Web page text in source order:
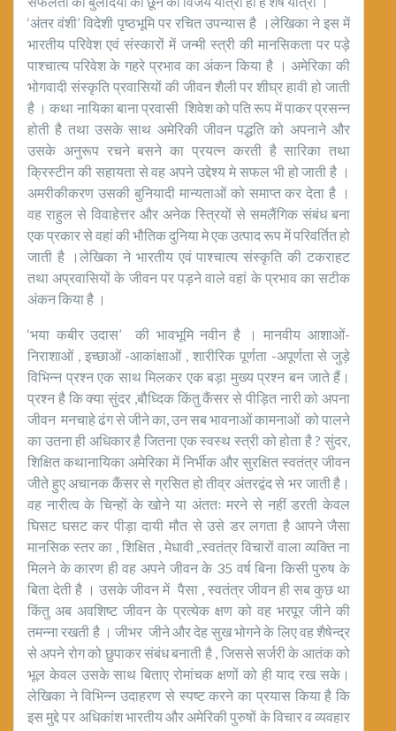
‘अंतर वंशी’ विदेशी पृष्ठभूमि पर रचित उपन्यास है ।लेखिका ने इस में
भारतीय परिवेश एवं संस्कारों में जन्मी स्त्री की मानसिकता पर पड़े
पाश्चात्य परिवेश के गहरे प्रभाव का अंकन किया है । अमेरिका की
भोगवादी संस्कृति प्रवासियों की जीवन शैली पर शीघ्र हावी हो जाती
है । कथा नायिका बाना प्रवासी शिवेश को पति रूप में पाकर प्रसन्न
होती है तथा उसके साथ अमेरिकी जीवन पद्धति को अपनाने और
उसके अनुरूप रचने बसने का प्रयत्न करती है सारिका तथा
क्रिस्टीन की सहायता से वह अपने उद्देश्य मे सफल भी हो जाती है ।
अमरीकीकरण उसकी बुनियादी मान्यताओं को समाप्त कर देता है ।
वह राहुल से विवाहेत्तर और अनेक स्त्रियों से समलैंगिक संबंध बना
एक प्रकार से वहां की भौतिक दुनिया मे एक उत्पाद रूप में परिवर्तित हो
जाती है ।लेखिका ने भारतीय एवं पाश्चात्य संस्कृति की टकराहट
तथा अप्रवासियों के जीवन पर पड़ने वाले वहां के प्रभाव का सटीक
अंकन किया है ।
‘भया कबीर उदास’ की भावभूमि नवीन है । मानवीय आशाओं-
निराशाओं , इच्छाओं -आकांक्षाओं , शारीरिक पूर्णता -अपूर्णता से जुड़े
विभिन्न प्रश्न एक साथ मिलकर एक बड़ा मुख्य प्रश्न बन जाते हैं।
प्रश्न है कि क्या सुंदर ,बौध्दिक किंतु कैंसर से पीड़ित नारी को अपना
जीवन मनचाहे ढंग से जीने का, उन सब भावनाओं कामनाओं को पालने
का उतना ही अधिकार है जितना एक स्वस्थ स्त्री को होता है ? सुंदर,
शिक्षित कथानायिका अमेरिका में निर्भीक और सुरक्षित स्वतंत्र जीवन
जीते हुए अचानक कैंसर से ग्रसित हो तीव्र अंतरद्वंद से भर जाती है।
वह नारीत्व के चिन्हों के खोने या अंततः मरने से नहीं डरती केवल
घिसट घसट कर पीड़ा दायी मौत से उसे डर लगता है आपने जैसा
मानसिक स्तर का , शिक्षित , मेधावी ,.स्वतंत्र विचारों वाला व्यक्ति ना
मिलने के कारण ही वह अपने जीवन के 35 वर्ष बिना किसी पुरुष के
बिता देती है । उसके जीवन में पैसा , स्वतंत्र जीवन ही सब कुछ था
किंतु अब अवशिष्ट जीवन के प्रत्येक क्षण को वह भरपूर जीने की
तमन्ना रखती है । जीभर जीने और देह सुख भोगने के लिए वह शैषेन्द्र
से अपने रोग को छुपाकर संबंध बनाती है , जिससे सर्जरी के आतंक को
भूल केवल उसके साथ बिताए रोमांचक क्षणों को ही याद रख सके।
लेखिका ने विभिन्न उदाहरण से स्पष्ट करने का प्रयास किया है कि
इस मुद्दे पर अधिकांश भारतीय और अमेरिकी पुरुषों के विचार व व्यवहार